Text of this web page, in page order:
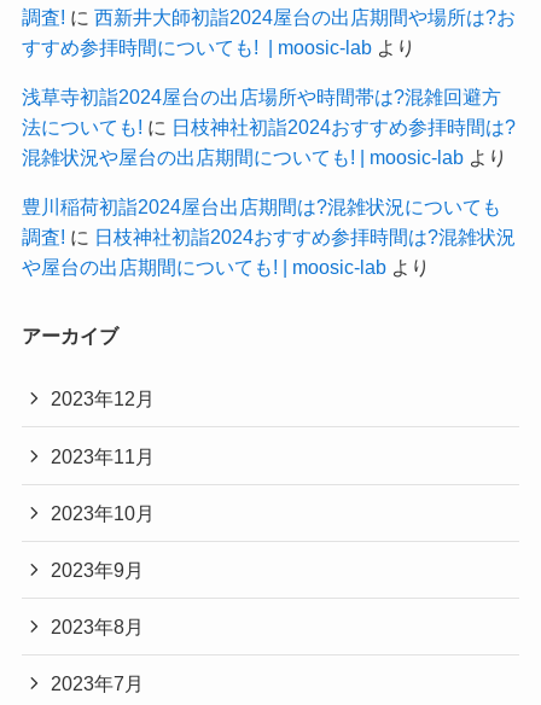
調査! に 西新井大師初詣2024屋台の出店期間や場所は?お
すすめ参拝時間についても! | moosic-labより
浅草寺初詣2024屋台の出店場所や時間帯は?混雑回避方
法についても! に 日枝神社初詣2024おすすめ参拝時間は?
混雑状況や屋台の出店期間についても! | moosic-labより
豊川稲荷初詣2024屋台出店期間は?混雑状況についても
調査! に 日枝神社初詣2024おすすめ参拝時間は?混雑状況
や屋台の出店期間についても! | moosic-labより
アーカイブ
2023年12月
2023年11月
2023年10月
2023年9月
2023年8月
2023年7月